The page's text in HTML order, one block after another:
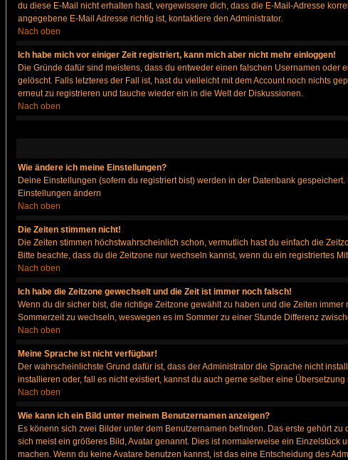
du diese E-Mail nicht erhalten hast, vergewissere dich, dass die E-Mail-Adresse
angegebene E-Mail Adresse richtig ist, kontaktiere den Administrator.
Nach oben
Ich habe mich vor einiger Zeit registriert, kann mich aber nicht mehr einloggen!
Die Gründe dafür sind meistens, dass du entweder einen falschen Usernamen
gelöscht. Falls letzteres der Fall ist, hast du vielleicht mit dem Account noch nichts
erneut zu registrieren und tauche wieder ein in die Welt der Diskussionen.
Nach oben
Wie ändere ich meine Einstellungen?
Deine Einstellungen (sofern du registriert bist) werden in der Datenbank gespeichert.
Einstellungen ändern
Nach oben
Die Zeiten stimmen nicht!
Die Zeiten stimmen höchstwahrscheinlich schon, vermutlich hast du einfach die
Bitte beachte, dass du die Zeitzone nur wechseln kannst, wenn du ein registriertes
Nach oben
Ich habe die Zeitzone gewechselt und die Zeit ist immer noch falsch!
Wenn du dir sicher bist, die richtige Zeitzone gewählt zu haben und die Zeiten
Sommerzeit zu wechseln, weswegen es im Sommer zu einer Stunde Differenz
Nach oben
Meine Sprache ist nicht verfügbar!
Der wahrscheinlichste Grund dafür ist, dass der Administrator die Sprache nicht
installieren oder, fall es nicht existiert, kannst du auch gerne selber eine
Nach oben
Wie kann ich ein Bild unter meinem Benutzernamen anzeigen?
Es könenn sich zwei Bilder unter dem Benutzernamen befinden. Das erste gehört
sich meist ein größeres Bild, Avatar genannt. Dies ist normalerweise ein
machen. Wenn du keine Avatare benutzen kannst, ist das eine Entscheidung des